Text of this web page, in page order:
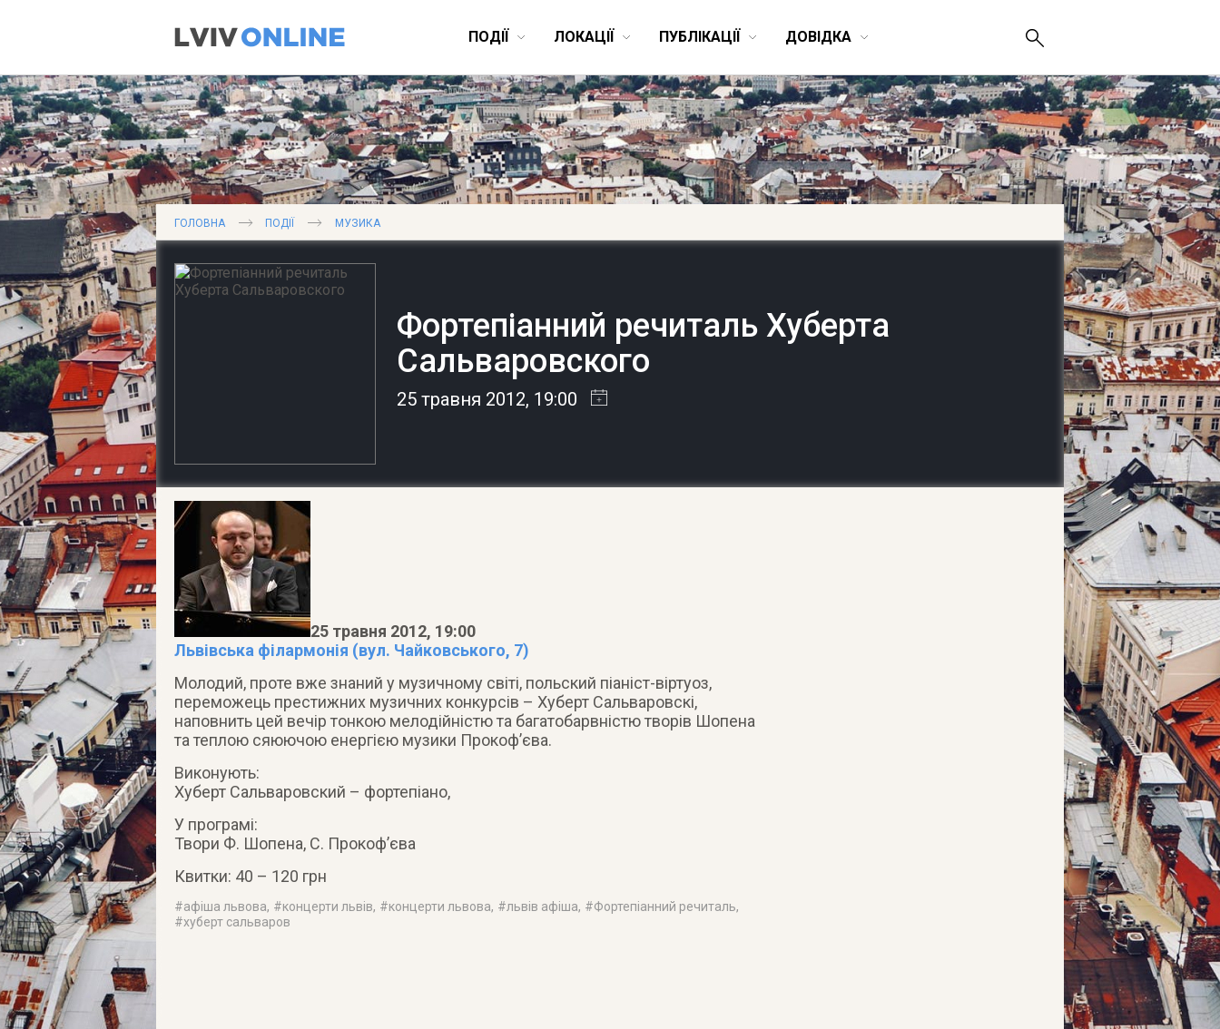
ПОДІЇ ЛОКАЦІЇ ПУБЛІКАЦІЇ ДОВІДКА
ГОЛОВНА ПОДІЇ МУЗИКА
Фортепіанний речиталь Хуберта
Сальваровского
25 травня 2012, 19:00
25 травня 2012, 19:00
Львівська філармонія (вул. Чайковського, 7)
Молодий, проте вже знаний у музичному світі, польский піаніст-віртуоз,
переможець престижних музичних конкурсів – Хуберт Сальваровскі,
наповнить цей вечір тонкою мелодійністю та багатобарвністю творів Шопена
та теплою сяюючою енергією музики Прокоф’єва.
Виконують:
Хуберт Сальваровский – фортепіано,
У програмі:
Твори Ф. Шопена, С. Прокоф’єва
Квитки: 40 – 120 грн
#афіша львова, #концерти львів, #концерти львова, #львів афіша, #Фортепіанний речиталь,
#хуберт сальваров